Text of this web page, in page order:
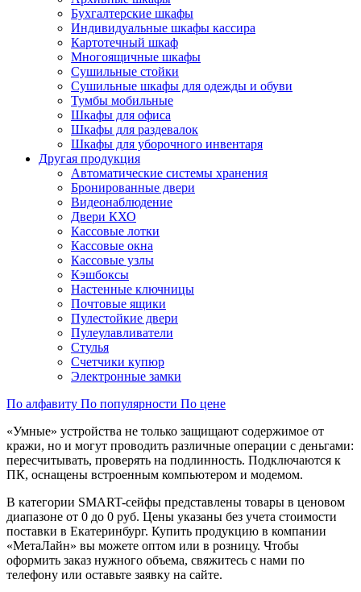
Бухгалтерские шкафы
Индивидуальные шкафы кассира
Картотечный шкаф
Многоящичные шкафы
Сушильные стойки
Сушильные шкафы для одежды и обуви
Тумбы мобильные
Шкафы для офиса
Шкафы для раздевалок
Шкафы для уборочного инвентаря
Другая продукция
Автоматические системы хранения
Бронированные двери
Видеонаблюдение
Двери КХО
Кассовые лотки
Кассовые окна
Кассовые узлы
Кэшбоксы
Настенные ключницы
Почтовые ящики
Пулестойкие двери
Пулеулавливатели
Стулья
Счетчики купюр
Электронные замки
По алфавиту По популярности По цене
«Умные» устройства не только защищают содержимое от
кражи, но и могут проводить различные операции с деньгами:
пересчитывать, проверять на подлинность. Подключаются к
ПК, оснащены встроенным компьютером и модемом.
В категории SMART-сейфы представлены товары в ценовом
диапазоне от 0 до 0 руб. Цены указаны без учета стоимости
поставки в Екатеринбург. Купить продукцию в компании
«МетаЛайн» вы можете оптом или в розницу. Чтобы
оформить заказ нужного объема, свяжитесь с нами по
телефону или оставьте заявку на сайте.